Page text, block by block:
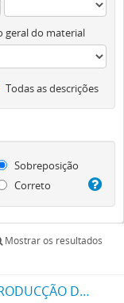
geral do material
Todas as descrições
Sobreposição
Correto
Mostrar os resultados
UM PROCESSO PARA A PRODUCÇÃO DE UMA SUBSTANCIA EXPLOSIVA